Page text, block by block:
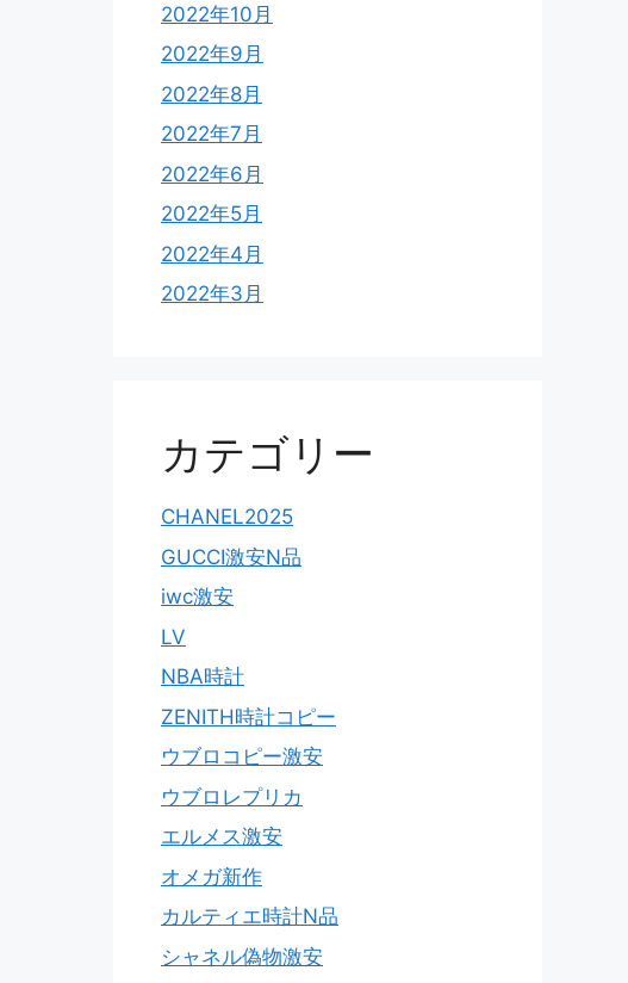
2022年10月
2022年9月
2022年8月
2022年7月
2022年6月
2022年5月
2022年4月
2022年3月
カテゴリー
CHANEL2025
GUCCI激安N品
iwc激安
LV
NBA時計
ZENITH時計コピー
ウブロコピー激安
ウブロレプリカ
エルメス激安
オメガ新作
カルティエ時計N品
シャネル偽物激安